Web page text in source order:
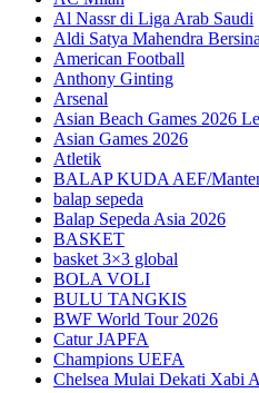
Al Nassr di Liga Arab Saudi
Aldi Satya Mahendra
American Football
Anthony Ginting
Arsenal
Asian Beach Games 2026
Asian Games 2026
Atletik
BALAP KUDA AEF/
balap sepeda
Balap Sepeda Asia 2026
BASKET
basket 3×3 global
BOLA VOLI
BULU TANGKIS
BWF World Tour 2026
Catur JAPFA
Champions UEFA
Chelsea Mulai Dekati Xabi